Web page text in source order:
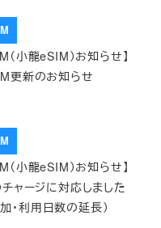
小龍eSIM）お知らせ】
更新のお知らせ
小龍eSIM）お知らせ】
チャージに対応しました
・利用日数の延長）